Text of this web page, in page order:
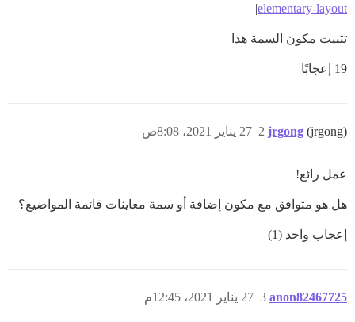
elementary-layout
|
تثبيت مكون السمة هذا
19 إعجابًا
jrgong (jrgong) 27 يناير 2021، 8:08ص 2
عمل رائع!
هل هو متوافق مع مكون إضافة أو سمة معاينات قائمة المواضيع؟
إعجاب واحد (1)
anon82467725 27 يناير 2021، 12:45م 3